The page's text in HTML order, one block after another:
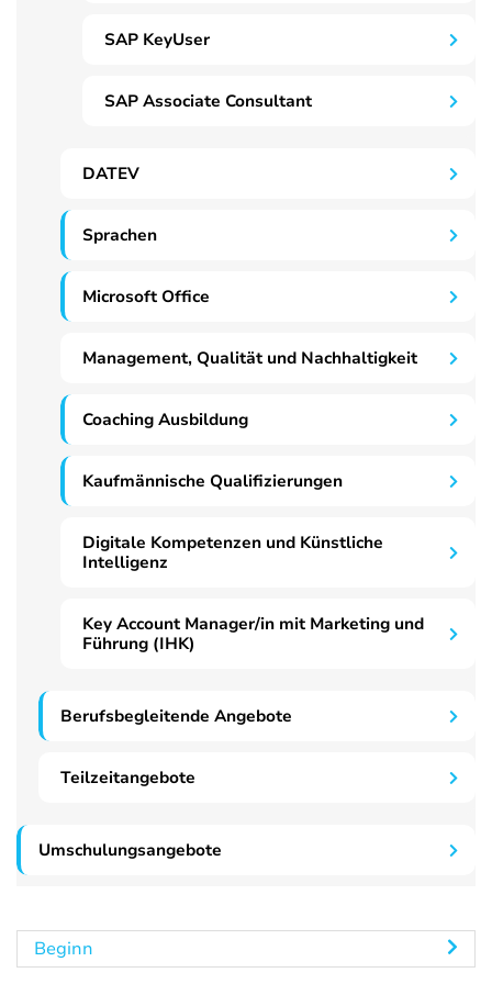
SAP KeyUser
SAP Associate Consultant
DATEV
Sprachen
Microsoft Office
Management, Qualität und Nachhaltigkeit
Coaching Ausbildung
Kaufmännische Qualifizierungen
Digitale Kompetenzen und Künstliche
Intelligenz
Key Account Manager/in mit Marketing und
Führung (IHK)
Berufsbegleitende Angebote
Teilzeitangebote
Umschulungsangebote
Beginn